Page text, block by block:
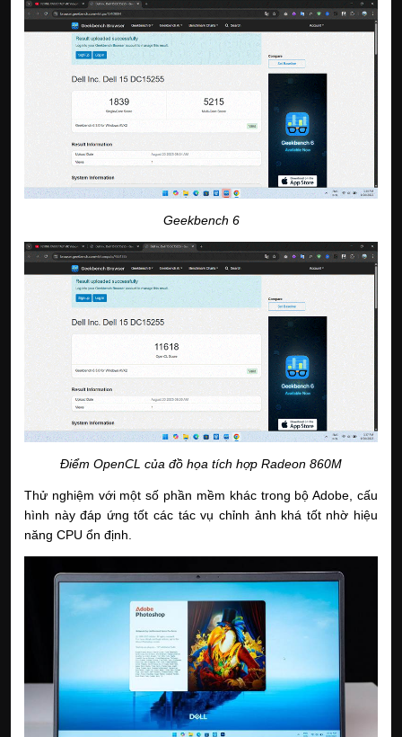
Geekbench 6
Điểm OpenCL của đồ họa tích hợp Radeon 860M
Thử nghiệm với một số phần mềm khác trong bộ Adobe, cấu
hình này đáp ứng tốt các tác vụ chỉnh ảnh khá tốt nhờ hiệu
năng CPU ổn định.